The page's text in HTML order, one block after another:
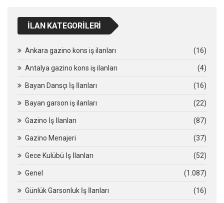
İLAN KATEGORILERI
Ankara gazino kons iş ilanları (16)
Antalya gazino kons iş ilanları (4)
Bayan Dansçı İş İlanları (16)
Bayan garson iş ilanları (22)
Gazino İş İlanları (87)
Gazino Menajeri (37)
Gece Kulübü İş İlanları (52)
Genel (1.087)
Günlük Garsonluk İş İlanları (16)